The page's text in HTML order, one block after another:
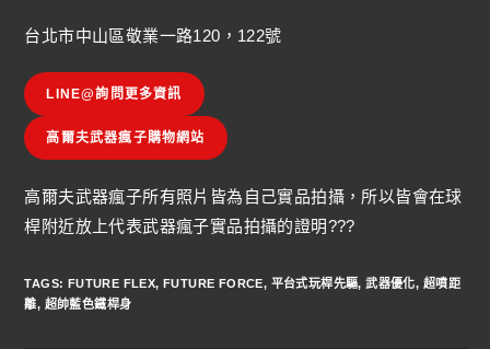
台北市中山區敬業一路120，122號
LINE@詢問更多資訊
高爾夫武器瘋子購物網站
高爾夫武器瘋子所有照片皆為自己實品拍攝，所以皆會在球
桿附近放上代表武器瘋子實品拍攝的證明???
TAGS: FUTURE FLEX, FUTURE FORCE, 平台式玩桿先驅, 武器優化, 超噴距
離, 超帥藍色鐵桿身